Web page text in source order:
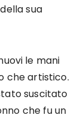
della sua
le mani
che artistico.
suscitato
che fu un